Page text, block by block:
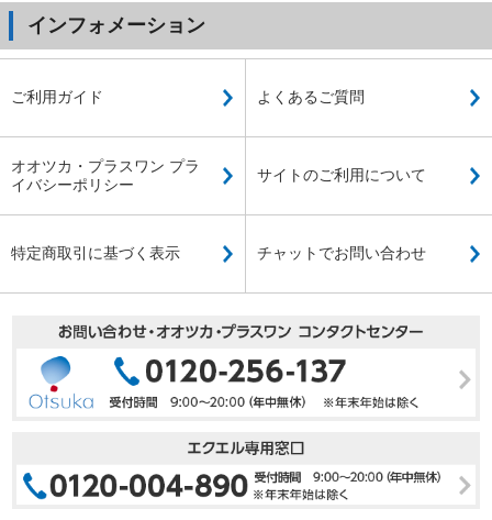
インフォメーション
ご利用ガイド よくあるご質問
オオツカ・プラスワン プラ
イバシーポリシー
サイトのご利用について
特定商取引に基づく表示 チャットでお問い合わせ